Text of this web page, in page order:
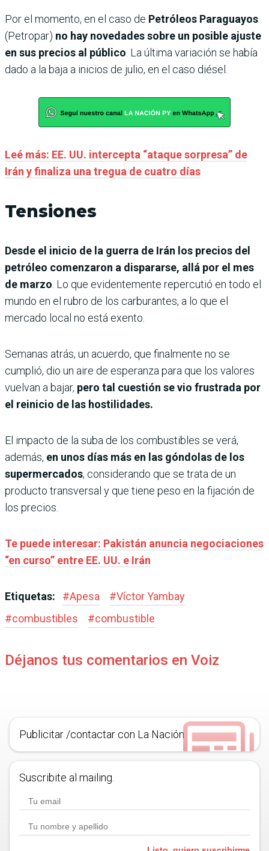
Por el momento, en el caso de Petróleos Paraguayos
(Petropar) no hay novedades sobre un posible ajuste
en sus precios al público . La última variación se había
dado a la baja a inicios de julio, en el caso diésel.
Leé más: EE. UU. intercepta “ataque sorpresa” de
Irán y finaliza una tregua de cuatro días
Tensiones
Desde el inicio de la guerra de Irán los precios del
petróleo comenzaron a dispararse, allá por el mes
de marzo . Lo que evidentemente repercutió en todo el
mundo en el rubro de los carburantes, a lo que el
mercado local no está exento.
Semanas atrás, un acuerdo, que finalmente no se
cumplió, dio un aire de esperanza para que los valores
vuelvan a bajar, pero tal cuestión se vio frustrada por
el reinicio de las hostilidades.
El impacto de la suba de los combustibles se verá,
además, en unos días más en las góndolas de los
supermercados, considerando que se trata de un
producto transversal y que tiene peso en la fijación de
los precios.
Te puede interesar: Pakistán anuncia negociaciones
“en curso” entre EE. UU. e Irán
Etiquetas: #Apesa #Víctor Yambay
#combustibles #combustible
Déjanos tus comentarios en Voiz
Publicitar /contactar con La Nación
Suscribite al mailing.